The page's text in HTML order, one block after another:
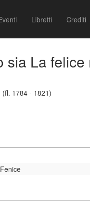
Libretti Crediti
sia La
(fl. 1784 - 1821)